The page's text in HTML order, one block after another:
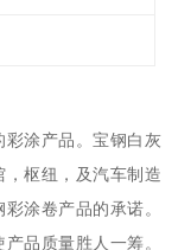
彩涂产品。宝钢白灰
枢纽，及汽车制造
涂卷产品的承诺。
品质量胜人一筹。